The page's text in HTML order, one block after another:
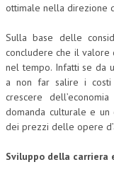
ottimale nella direzione
Sulla base delle
concludere che il valore
nel tempo. Infatti se da
a non far salire i costi
crescere
domanda culturale e
dei prezzi delle opere
Sviluppo della